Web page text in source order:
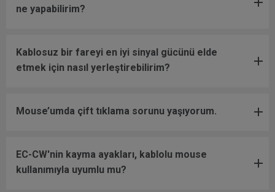
ne yapabilirim?
Kablosuz bir fareyi en iyi sinyal gücünü elde
etmek için nasıl yerleştirebilirim?
Mouse’umda çift tıklama sorunu yaşıyorum.
EC-CW'nin kayma ayakları, kablolu mouse
kullanımıyla uyumlu mu?